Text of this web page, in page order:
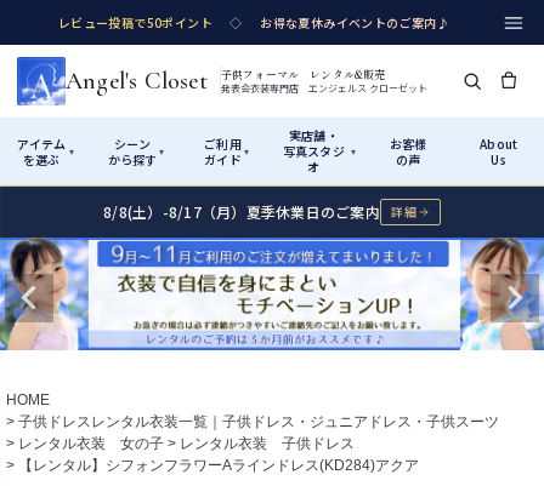
レビュー投稿で50ポイント ◇ お得な夏休みイベントのご案内♪
Angel's Closet 子供フォーマル レンタル&販売
発表会衣装専門店 エンジェルス クローゼット
アイテム
を選ぶ
▾
シーン
から探す ▾
ご利用
ガイド ▾
実店舗・
写真スタジ
オ
▾
お客様
の声
About
Us
Shop by Category アイテムから探す
カテゴリ詳細→ サイズで選ぶ→
Rentalレンタル
Shop by Occasion シーンから探す
性別・サイズで絞り込む→
How It Works ご利用ガイド
Startはじめに
01
02 サイズの選び方
測り方と目安
Visit Us 実店舗・写真スタジオ
8/8(土）-8/17（月）夏季休業日のご案内 詳細
HOME
子供ドレスレンタル衣装一覧｜子供ドレス・ジュニアドレス・子供スーツ
レンタル衣装 女の子
レンタル衣装 子供ドレス
【レンタル】シフォンフラワーAラインドレス(KD284)アクア